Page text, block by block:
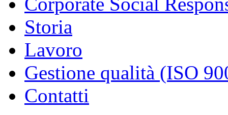
Storia
Lavoro
Gestione qualità (ISO
Contatti